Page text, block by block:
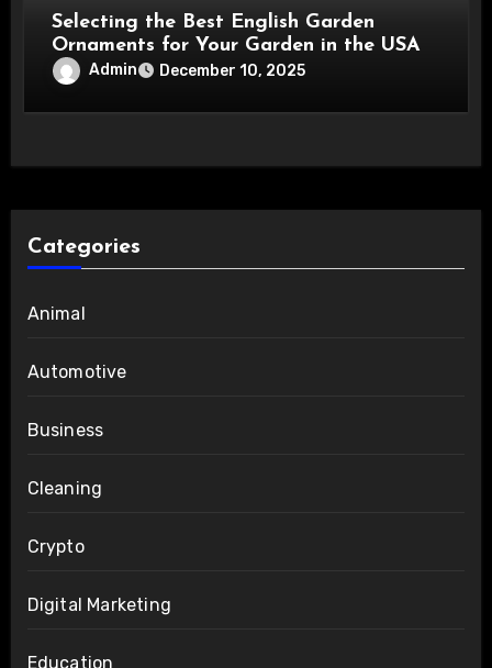
Selecting the Best English Garden
Ornaments for Your Garden in the USA
Admin December 10, 2025
Categories
Animal
Automotive
Business
Cleaning
Crypto
Digital Marketing
Education